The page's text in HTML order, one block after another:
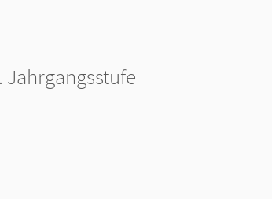
Jahrgangsstufe